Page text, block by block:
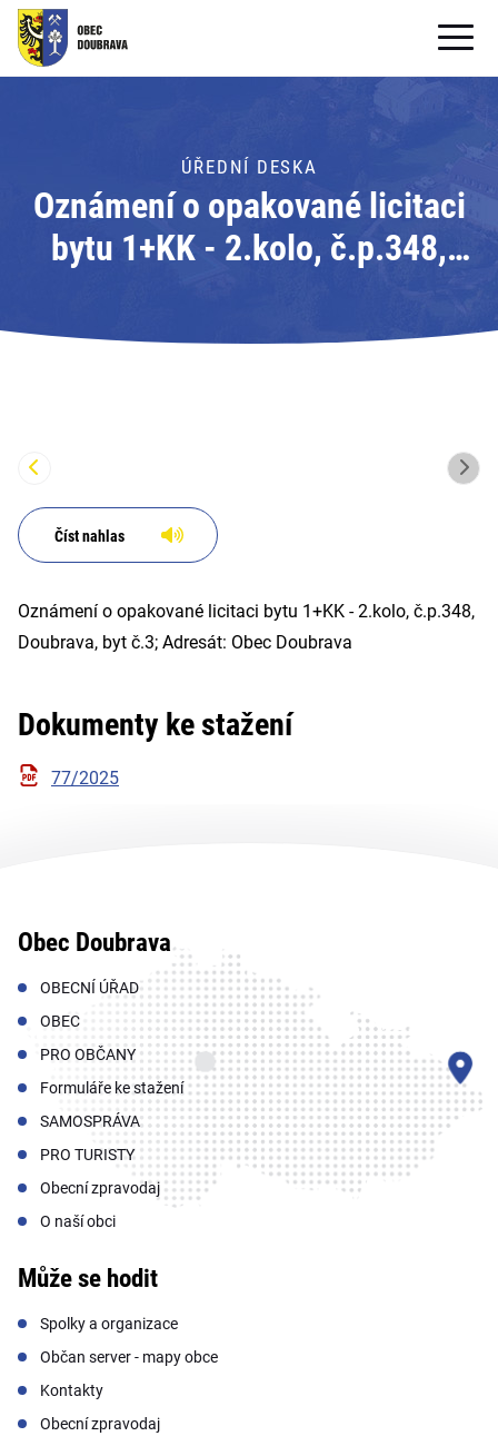
OBECNÍ ÚŘAD
PRO OBČANY
Formuláře ke stažení
PRO TURISTY
ÚŘEDNÍ DESKA
Oznámení o opakované licitaci
bytu 1+KK - 2.kolo, č.p.348,
Obec Doubrava
Číst nahlas
Oznámení o opakované licitaci bytu 1+KK - 2.kolo, č.p.348,
Doubrava, byt č.3; Adresát: Obec Doubrava
Dokumenty ke stažení
77/2025
Obec Doubrava
OBECNÍ ÚŘAD
OBEC
PRO OBČANY
Formuláře ke stažení
SAMOSPRÁVA
PRO TURISTY
Obecní zpravodaj
O naší obci
Může se hodit
Spolky a organizace
Občan server - mapy obce
Kontakty
Obecní zpravodaj